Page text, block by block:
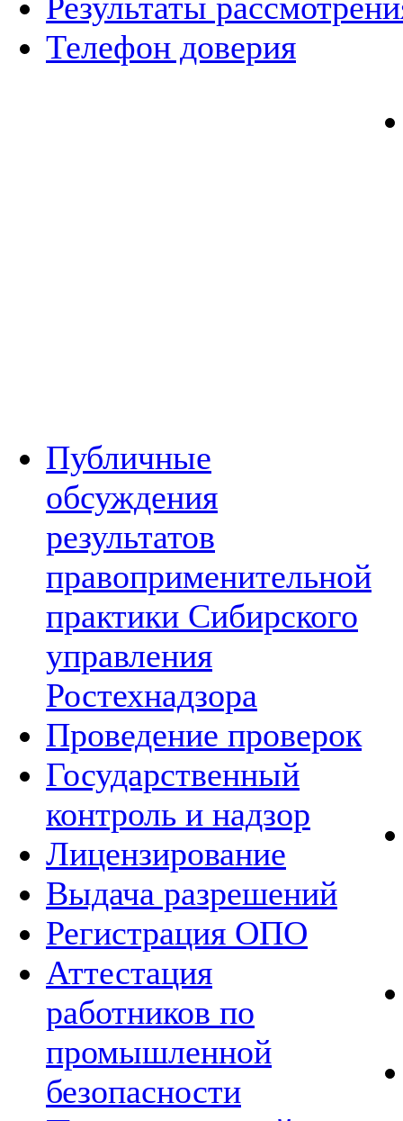
Телефон доверия
Публичные
обсуждения
результатов
правоприменительной
практики Сибирского
управления
Ростехнадзора
Проведение проверок
Государственный
контроль и надзор
Лицензирование
Выдача разрешений
Регистрация ОПО
Аттестация
работников по
промышленной
безопасности